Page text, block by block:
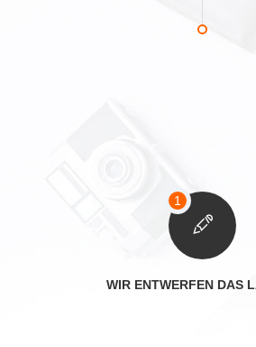
WIR ENTWERFEN DAS